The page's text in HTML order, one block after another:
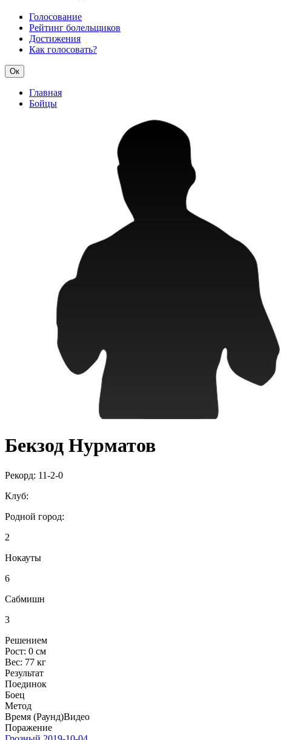
Голосование
Рейтинг болельщиков
Достижения
Как голосовать?
Ок
Главная
Бойцы
Бекзод Нурматов
Рекорд: 11-2-0
Клуб:
Родной город:
2
Нокауты
6
Сабмишн
3
Решением
Рост: 0 см
Вес: 77 кг
Результат
Поединок
Боец
Метод
Время (Раунд)Видео
Поражение